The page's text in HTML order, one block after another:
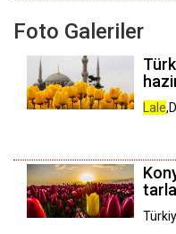
Foto Galeriler
Lale